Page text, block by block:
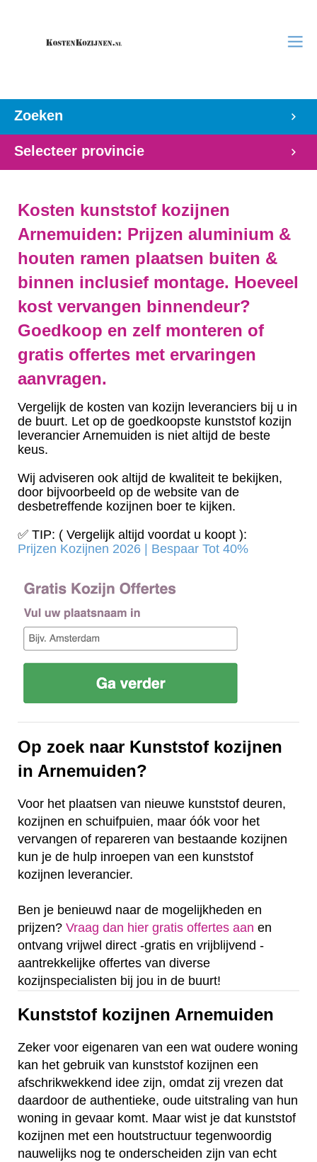
Zoeken
Selecteer provincie
Kosten kunststof kozijnen
Arnemuiden: Prijzen aluminium &
houten ramen plaatsen buiten &
binnen inclusief montage. Hoeveel
kost vervangen binnendeur?
Goedkoop en zelf monteren of
gratis offertes met ervaringen
aanvragen.
Vergelijk de kosten van kozijn leveranciers bij u in
de buurt. Let op de goedkoopste kunststof kozijn
leverancier Arnemuiden is niet altijd de beste
keus.
Wij adviseren ook altijd de kwaliteit te bekijken,
door bijvoorbeeld op de website van de
desbetreffende kozijnen boer te kijken.
✅ TIP: ( Vergelijk altijd voordat u koopt ):
Prijzen Kozijnen 2026 | Bespaar Tot 40%‎
Op zoek naar Kunststof kozijnen
in Arnemuiden?
Voor het plaatsen van nieuwe kunststof deuren,
kozijnen en schuifpuien, maar óók voor het
vervangen of repareren van bestaande kozijnen
kun je de hulp inroepen van een kunststof
kozijnen leverancier.
Ben je benieuwd naar de mogelijkheden en
prijzen? Vraag dan hier gratis offertes aan en
ontvang vrijwel direct -gratis en vrijblijvend -
aantrekkelijke offertes van diverse
kozijnspecialisten bij jou in de buurt!
Kunststof kozijnen Arnemuiden
Zeker voor eigenaren van een wat oudere woning
kan het gebruik van kunststof kozijnen een
afschrikwekkend idee zijn, omdat zij vrezen dat
daardoor de authentieke, oude uitstraling van hun
woning in gevaar komt. Maar wist je dat kunststof
kozijnen met een houtstructuur tegenwoordig
nauwelijks nog te onderscheiden zijn van echt